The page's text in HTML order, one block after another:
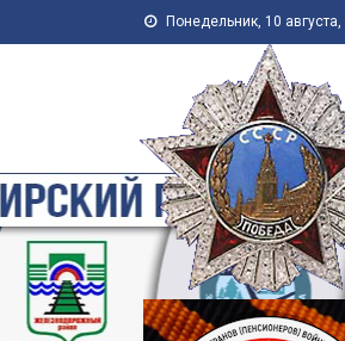
Понедельник, 10 августа,
Новосибирская